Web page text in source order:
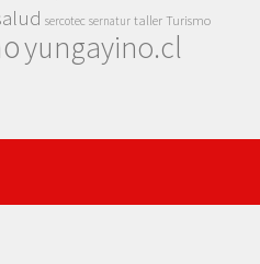
sercotec sernatur taller Turismo
yungayino.cl